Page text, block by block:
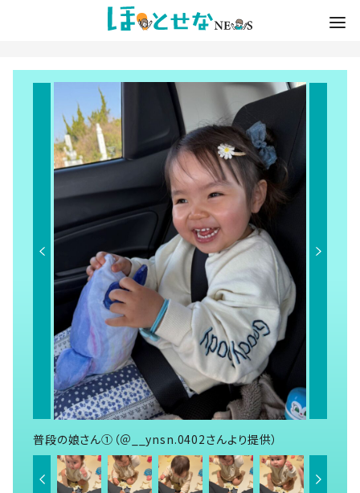
普段の娘さん①（＠__ynsn.0402さんより提供）